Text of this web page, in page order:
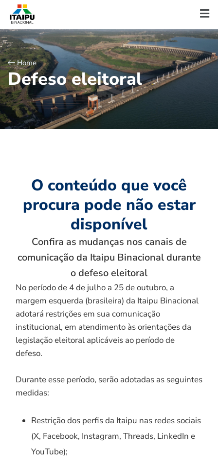
Home
Defeso eleitoral
O conteúdo que você
procura pode não estar
disponível
Confira as mudanças nos canais de
comunicação da Itaipu Binacional durante
o defeso eleitoral
No período de 4 de julho a 25 de outubro, a
margem esquerda (brasileira) da Itaipu Binacional
adotará restrições em sua comunicação
institucional, em atendimento às orientações da
legislação eleitoral aplicáveis ao período de
defeso.
Durante esse período, serão adotadas as seguintes
medidas:
Restrição dos perfis da Itaipu nas redes sociais
(X, Facebook, Instagram, Threads, LinkedIn e
YouTube);